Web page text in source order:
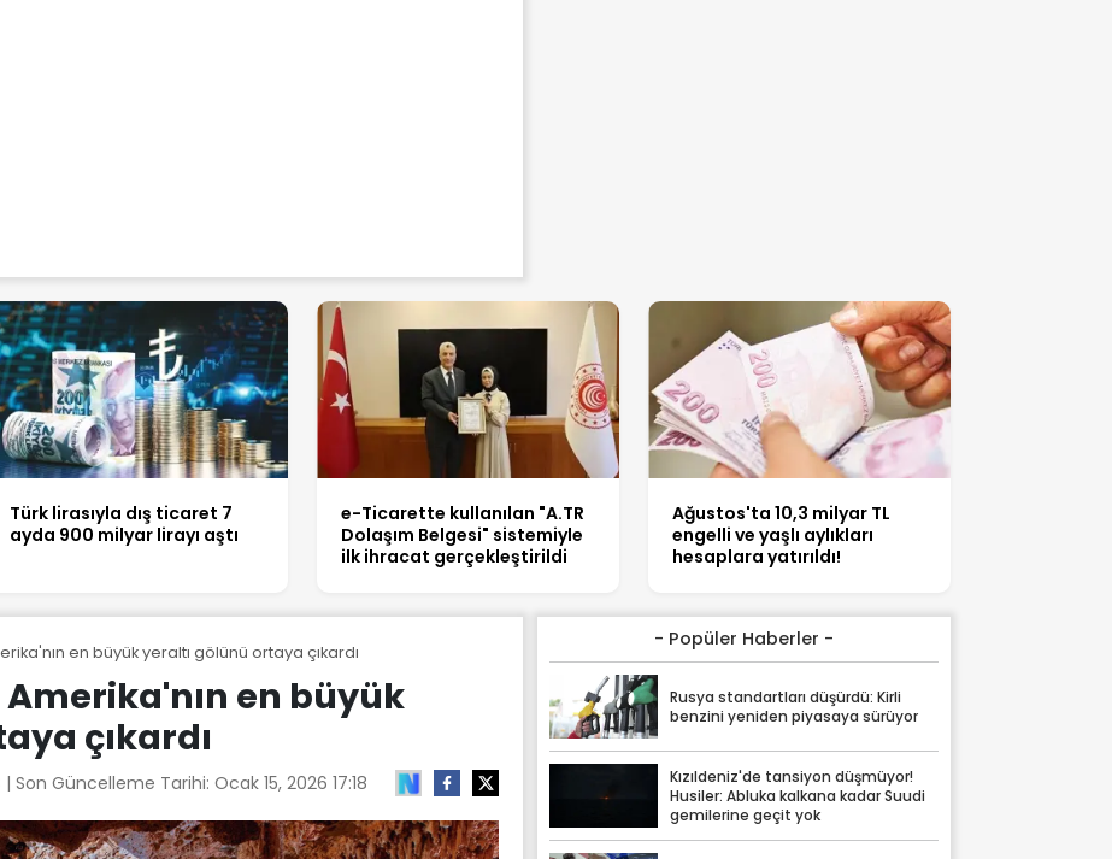
Türk lirasıyla dış ticaret 7
ayda 900 milyar lirayı aştı
e-Ticarette kullanılan "A.TR
Dolaşım Belgesi" sistemiyle
ilk ihracat gerçekleştirildi
Ağustos'ta 10,3 milyar TL
engelli ve yaşlı aylıkları
hesaplara yatırıldı!
en büyük yeraltı gölünü ortaya çıkardı
en büyük
çıkardı
| Son Güncelleme Tarihi: Ocak 15, 2026 17:18
- Popüler Haberler -
Rusya standartları düşürdü: Kirli
benzini yeniden piyasaya sürüyor
Kızıldeniz'de tansiyon düşmüyor!
Husiler: Abluka kalkana kadar Suudi
gemilerine geçit yok